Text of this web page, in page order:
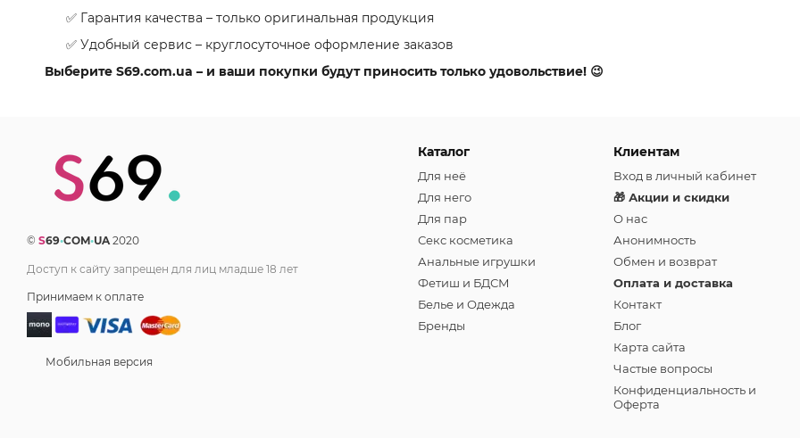
✅ Гарантия качества – только оригинальная продукция
✅ Удобный сервис – круглосуточное оформление заказов
Выберите S69.com.ua – и ваши покупки будут приносить только удовольствие! 😉
© S69•COM•UA 2020
Доступ к сайту запрещен для лиц младше 18 лет
Принимаем к оплате
Мобильная версия
Каталог
Для неё
Для него
Для пар
Секс косметика
Анальные игрушки
Фетиш и БДСМ
Белье и Одежда
Бренды
Клиентам
Вход в личный кабинет
🎁 Акции и скидки
О нас
Анонимность
Обмен и возврат
Оплата и доставка
Контакт
Блог
Карта сайта
Частые вопросы
Конфиденциальность и
Оферта